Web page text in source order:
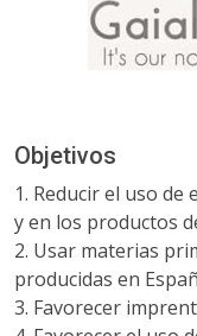
Objetivos
1. Reducir el uso de
y en los productos
2. Usar materias
producidas en
3. Favorecer